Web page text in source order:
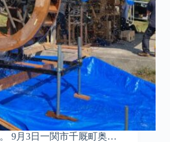
9月3日一関市千厩町奥…